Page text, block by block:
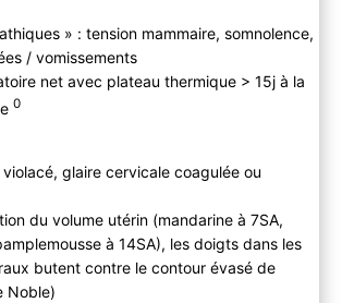
» : tension mammaire, somnolence,
/ vomissements
net avec plateau thermique > 15j à la
0
glaire cervicale coagulée ou
du volume utérin (mandarine à 7SA,
à 14SA), les doigts dans les
butent contre le contour évasé de
Noble)